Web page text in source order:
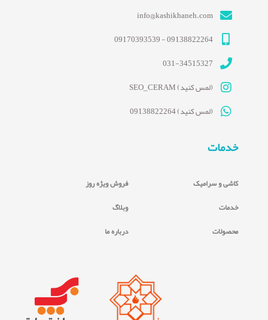
info@kashikhaneh.com
09138822264 - 09170393539
031-34515327
(لمس کنید) SEO_CERAM
(لمس کنید) 09138822264
خدمات
کاشی و سرامیک
خدمات
محصولات
فروش ویژه روز
وبلاگ
درباره ما